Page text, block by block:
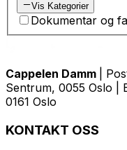
Vis Kategorier
Dokumentar og
Cappelen Damm
|
Sentrum, 0055 Oslo |
0161 Oslo
KONTAKT OSS